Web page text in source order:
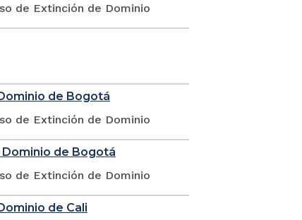
de Extinción de Dominio
de Bogotá
de Extinción de Dominio
de Bogotá
de Extinción de Dominio
de Cali